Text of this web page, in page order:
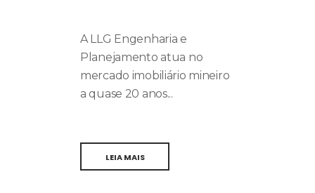
A LLG Engenharia e
Planejamento atua no
mercado imobiliário mineiro
a quase 20 anos...
LEIA MAIS